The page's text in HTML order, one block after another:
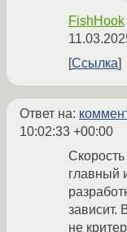
FishHook
Ссылка
Ответ на:
10:02:33 +00:00
главный
зависит.
не